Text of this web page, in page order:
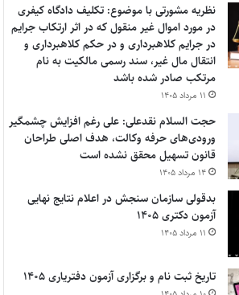
نظریه مشورتی با موضوع: تکلیف دادگاه کیفری
در مورد اموال غیر منقول که در اثر ارتکاب جرایم
در جرایم کلاهبرداری و در حکم کلاهبرداری و
انتقال مال غیر، سند رسمی مالکیت به نام
مرتکب صادر شده باشد
۱۱ مرداد ۱۴۰۵
حجت السلام نقدعلی: علی رغم افزایش چشمگیر
ورودی‌های حرفه وکالت، هدف اصلی طراحان
قانون تسهیل محقق نشده است
۱۴ مرداد ۱۴۰۵
بدقولی سازمان سنجش در اعلام نتایج نهایی
آزمون دکتری ۱۴۰۵
۱۱ مرداد ۱۴۰۵
تاریخ ثبت نام و برگزاری آزمون دفتریاری ۱۴۰۵